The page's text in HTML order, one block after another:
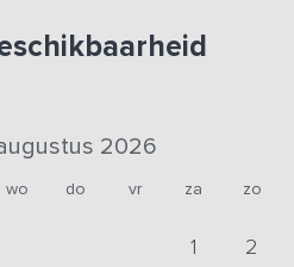
2026
wo do vr za zo
1 2